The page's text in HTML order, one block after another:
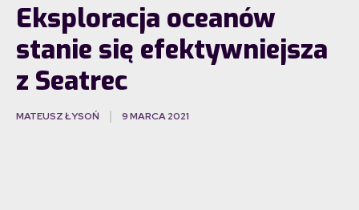
Eksploracja oceanów
stanie się efektywniejsza
z Seatrec
MATEUSZ ŁYSOŃ 9 MARCA 2021